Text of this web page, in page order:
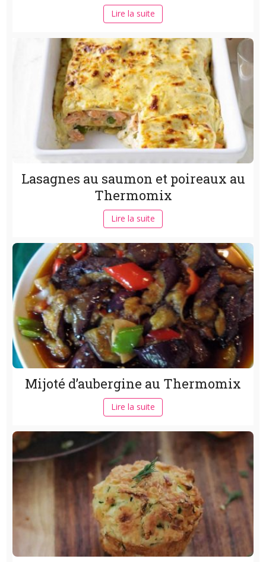
Lire la suite
Lasagnes au saumon et poireaux au
Thermomix
Lire la suite
Mijoté d’aubergine au Thermomix
Lire la suite